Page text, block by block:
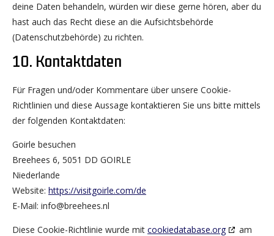
deine Daten behandeln, würden wir diese gerne hören, aber du
hast auch das Recht diese an die Aufsichtsbehörde
(Datenschutzbehörde) zu richten.
10. Kontaktdaten
Für Fragen und/oder Kommentare über unsere Cookie-
Richtlinien und diese Aussage kontaktieren Sie uns bitte mittels
der folgenden Kontaktdaten:
Goirle besuchen
Breehees 6, 5051 DD GOIRLE
Niederlande
Website: https://visitgoirle.com/de
E-Mail: info@breehees.nl
Diese Cookie-Richtlinie wurde mit cookiedatabase.org
am